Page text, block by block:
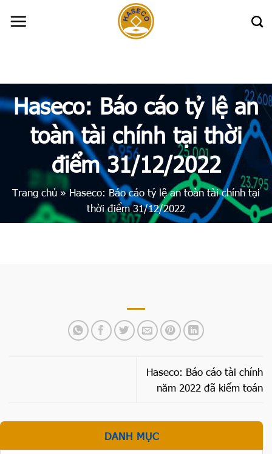
Haseco: Báo cáo tỷ lệ an
toàn tài chính tại thời
điểm 31/12/2022
Trang chủ»Haseco: Báo cáo tỷ lệ an toàn tài chính tại
thời điểm 31/12/2022
Haseco: Báo cáo tài chính
năm 2022 đã kiểm toán
DANH MỤC